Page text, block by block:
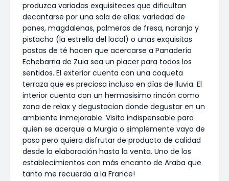
produzca variadas exquisiteces que dificultan
decantarse por una sola de ellas: variedad de
panes, magdalenas, palmeras de fresa, naranja y
pistacho (la estrella del local) o unas exquisitas
pastas de té hacen que acercarse a Panadería
Echebarria de Zuia sea un placer para todos los
sentidos. El exterior cuenta con una coqueta
terraza que es preciosa incluso en días de lluvia. El
interior cuenta con un hermosisimo rincón como
zona de relax y degustacion donde degustar en un
ambiente inmejorable. Visita indispensable para
quien se acerque a Murgia o simplemente vaya de
paso pero quiera disfrutar de producto de calidad
desde la elaboración hasta la venta. Uno de los
establecimientos con más encanto de Araba que
tanto me recuerda a la France!